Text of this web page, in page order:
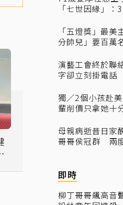
「七世因緣」
「五燈獎」最
分帥兒」要百萬
演藝工會終於聯
字卻立刻掛電話
獨／2個小孩赴
輩削價只拿她十
母親病逝昔日家
哥哥侯冠群 兩
即時
柳丁哥哥飆高音